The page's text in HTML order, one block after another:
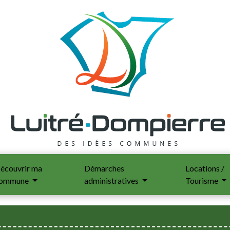
ma
Démarches
administratives
Locations /
Tourisme